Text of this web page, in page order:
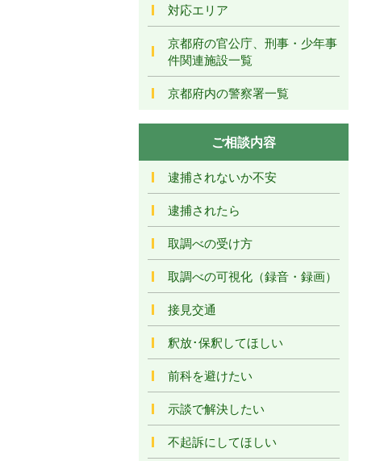
対応エリア
京都府の官公庁、刑事・少年事
件関連施設一覧
京都府内の警察署一覧
ご相談内容
逮捕されないか不安
逮捕されたら
取調べの受け方
取調べの可視化（録音・録画）
接見交通
釈放･保釈してほしい
前科を避けたい
示談で解決したい
不起訴にしてほしい